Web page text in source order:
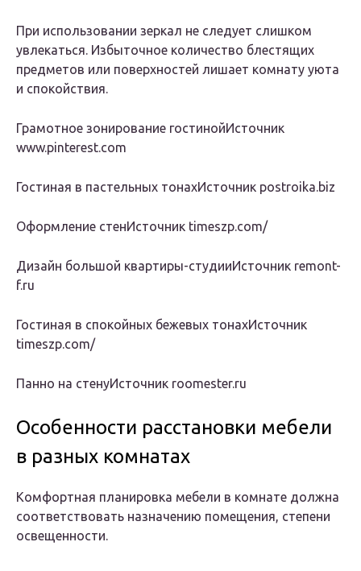
При использовании зеркал не следует слишком
увлекаться. Избыточное количество блестящих
предметов или поверхностей лишает комнату уюта
и спокойствия.
Грамотное зонирование гостинойИсточник
www.pinterest.com
Гостиная в пастельных тонахИсточник postroika.biz
Оформление стенИсточник timeszp.com/
Дизайн большой квартиры-студииИсточник remont-
f.ru
Гостиная в спокойных бежевых тонахИсточник
timeszp.com/
Панно на стенуИсточник roomester.ru
Особенности расстановки мебели
в разных комнатах
Комфортная планировка мебели в комнате должна
соответствовать назначению помещения, степени
освещенности.